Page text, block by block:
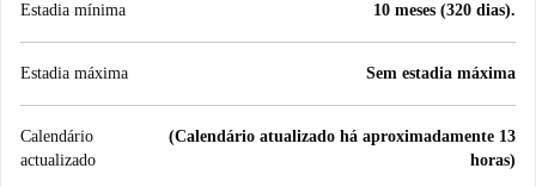
Estadia mínima 10 meses (320 dias).
Estadia máxima Sem estadia máxima
Calendário
actualizado
(Calendário atualizado há aproximadamente 13
horas)